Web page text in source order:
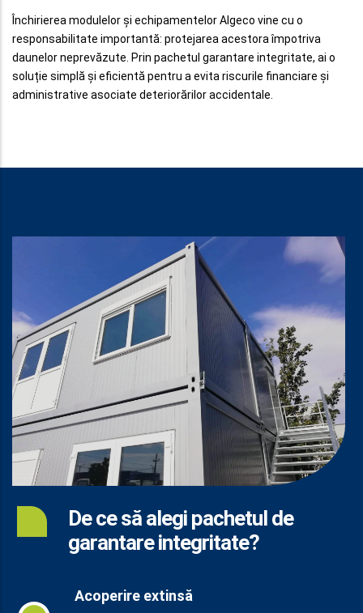
Închirierea modulelor și echipamentelor Algeco vine cu o
responsabilitate importantă: protejarea acestora împotriva
daunelor neprevăzute. Prin pachetul garantare integritate, ai o
soluție simplă și eficientă pentru a evita riscurile financiare și
administrative asociate deteriorărilor accidentale.
De ce să alegi pachetul de
garantare integritate?
Acoperire extinsă